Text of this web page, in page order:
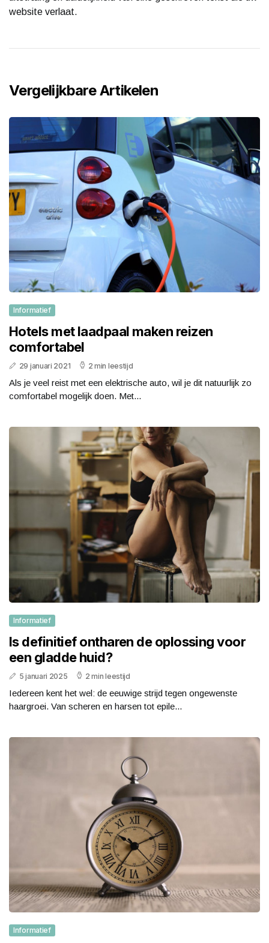
website verlaat.
Vergelijkbare Artikelen
Informatief
Hotels met laadpaal maken reizen
comfortabel
29 januari 2021 2 min leestijd
Als je veel reist met een elektrische auto, wil je dit natuurlijk zo
comfortabel mogelijk doen. Met...
Informatief
Is definitief ontharen de oplossing voor
een gladde huid?
5 januari 2025 2 min leestijd
Iedereen kent het wel: de eeuwige strijd tegen ongewenste
haargroei. Van scheren en harsen tot epile...
Informatief